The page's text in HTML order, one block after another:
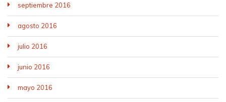
septiembre 2016
agosto 2016
julio 2016
junio 2016
mayo 2016